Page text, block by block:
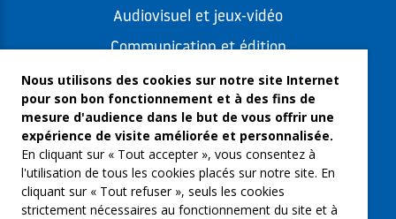
Audiovisuel et jeux-vidéo
Communication et édition
Freelances et artistes-auteurs
Musique et spectacles
Qui sommes-nous ?
Groupe Emargence
C’moi le chef
Nous utilisons des cookies sur notre site Internet
pour son bon fonctionnement et à des fins de
mesure d'audience dans le but de vous offrir une
expérience de visite améliorée et personnalisée.
En cliquant sur « Tout accepter », vous consentez à
l'utilisation de tous les cookies placés sur notre site. En
cliquant sur « Tout refuser », seuls les cookies
strictement nécessaires au fonctionnement du site et à